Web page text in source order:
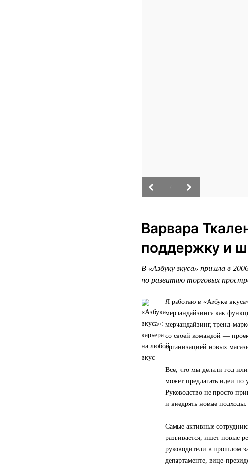
Варвара
поддержку и
В «Азбуку вкуса» пришла в
по развитию торговых
Я работаю в «Азбуке
мерчандайзинга как
мерчандайзинг, тренд-
со своей командой —
организацией новых
Все, что мы делали год
может предлагать идеи по
Руководство не просто
и внедрять новые подходы.
Самые активные
развивается, ищет новые
руководители в прошлом
департаменте, вице-